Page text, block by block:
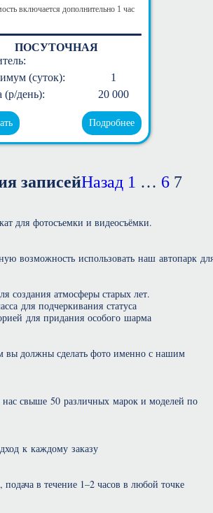
включается дополнительно 1 час
ПОСУТОЧНАЯ
(суток):
1
(р/день):
20 000
Подробнее
записейНазад 1 … 6 7
для фотосъемки и видеосъёмки.
возможность использовать наш автопарк
создания атмосферы старых лет.
для подчеркивания статуса
для придания особого шарма
вы должны сделать фото именно с нашим
свыше 50 различных марок и моделей по
к каждому заказу
подача в течение 1–2 часов в любой точке